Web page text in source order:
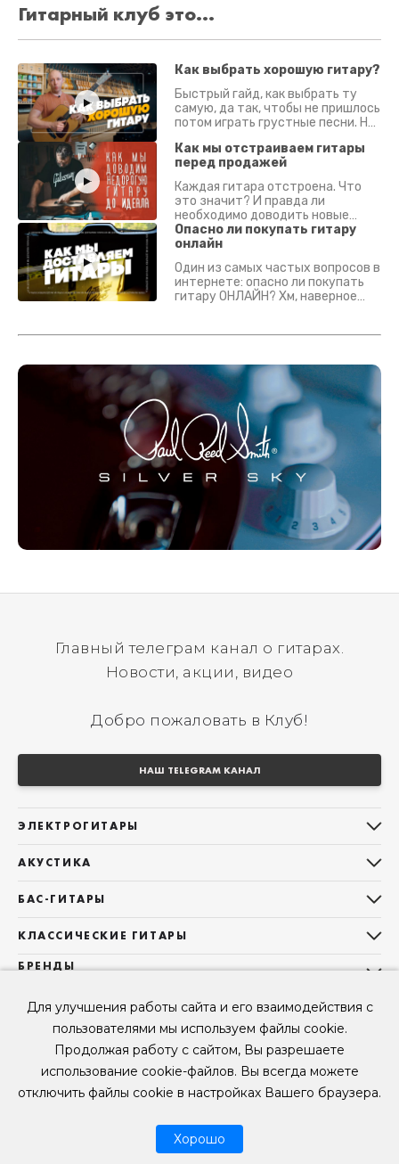
Для улучшения работы сайта и его взаимодействия с
пользователями мы используем файлы cookie.
Продолжая работу с сайтом, Вы разрешаете
использование cookie-файлов. Вы всегда можете
отключить файлы cookie в настройках Вашего браузера.
Хорошо
Гитарный клуб это...
Как выбрать хорошую гитару?
Быстрый гайд, как выбрать ту
самую, да так, чтобы не пришлось
потом играть грустные песни. На
Как мы отстраиваем гитары
перед продажей
Каждая гитара отстроена. Что
это значит? И правда ли
необходимо доводить новые
гитары? Если кратко - да.
Подробно - в видео :)
Опасно ли покупать гитару
онлайн
Один из самых частых вопросов в
интернете: опасно ли покупать
гитару ОНЛАЙН? Хм, наверное
застрахован. Случись что -
Главный телеграм канал о гитарах.
Новости, акции, видео
Добро пожаловать в Клуб!
НАШ TELEGRAM КАНАЛ
ЭЛЕКТРОГИТАРЫ
Telecaster
Les Paul
Superstrat
АКУСТИКА
Фолки (ОМ, 000, 00)
Гранд Аудиториум
Б/У, уцененные гитары
БАС-ГИТАРЫ
Precision Bass
Б/У, уцененные гитары
КЛАССИЧЕСКИЕ ГИТАРЫ
Все классические гитары
Б/У, уцененные гитары
БРЕНДЫ
Sigma Guitars
Enya Guitars
Fender
Gibson
Контакты
Мы в Telegram
Мы в ВК
Мы в YouTube